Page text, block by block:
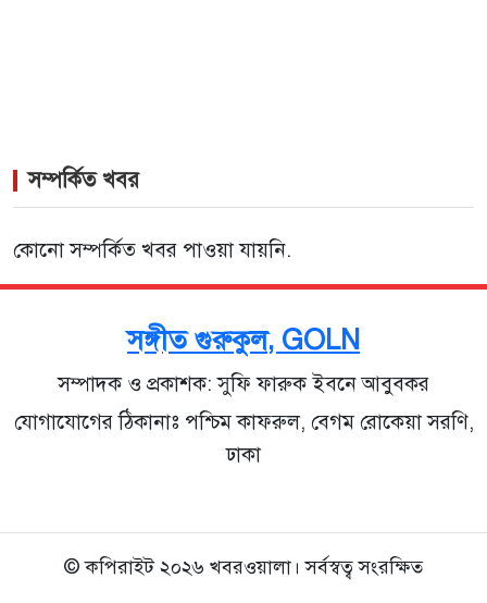
সম্পর্কিত খবর
কোনো সম্পর্কিত খবর পাওয়া যায়নি.
সঙ্গীত গুরুকুল, GOLN
সম্পাদক ও প্রকাশক: সুফি ফারুক ইবনে আবুবকর
যোগাযোগের ঠিকানাঃ পশ্চিম কাফরুল, বেগম রোকেয়া সরণি,
ঢাকা
© কপিরাইট ২০২৬ খবরওয়ালা। সর্বস্বত্ব সংরক্ষিত